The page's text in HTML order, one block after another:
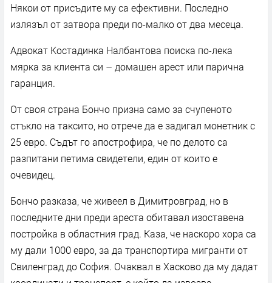
Някои от присъдите му са ефективни. Последно
излязъл от затвора преди по-малко от два месеца.
Адвокат Костадинка Налбантова поиска по-лека
мярка за клиента си – домашен арест или парична
гаранция.
От своя страна Бончо призна само за счупеното
стъкло на таксито, но отрече да е задигал монетник с
25 евро. Съдът го апострофира, че по делото са
разпитани петима свидетели, един от които е
очевидец.
Бончо разказа, че живеел в Димитровград, но в
последните дни преди ареста обитавал изоставена
постройка в областния град. Каза, че наскоро хора са
му дали 1000 евро, за да транспортира мигранти от
Свиленград до София. Очаквал в Хасково да му дадат